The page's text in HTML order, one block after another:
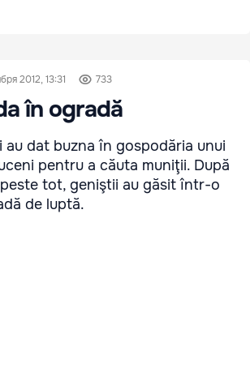
2012, 13:31 733
în ogradă
au dat buzna în gospodăria unui
pentru a căuta muniţii. După
tot, geniştii au găsit într-o
de luptă.